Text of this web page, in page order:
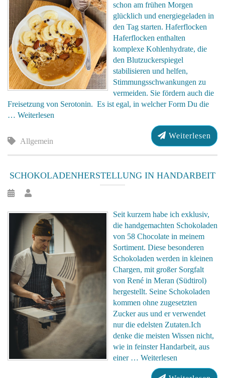
schon am frühen Morgen
glücklich und energiegeladen in
den Tag starten. Haferflocken
Haferflocken enthalten
komplexe Kohlenhydrate, die
den Blutzuckerspiegel
stabilisieren und helfen,
Stimmungsschwankungen zu
vermeiden. Sie fördern auch die
Freisetzung von Serotonin. Es ist egal, in welcher Form Du die
… Weiterlesen
Weiterlesen
Allgemein
SCHOKOLADENHERSTELLUNG IN HANDARBEIT
Seit kurzem habe ich exklusiv,
die handgemachten Schokoladen
von 58 Chocolate in meinem
Sortiment. Diese besonderen
Schokoladen werden in kleinen
Chargen, mit großer Sorgfalt
von René in Meran (Südtirol)
hergestellt. Seine Schokoladen
kommen ohne zugesetzten
Zucker aus und er verwendet
nur die edelsten Zutaten.Ich
denke die meisten Wissen nicht,
wie in feinster Handarbeit, aus
einer … Weiterlesen